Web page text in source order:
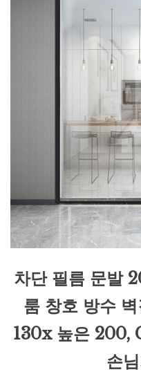
차단 필름 문발
룸 창호 방수
130x 높은 200,
손